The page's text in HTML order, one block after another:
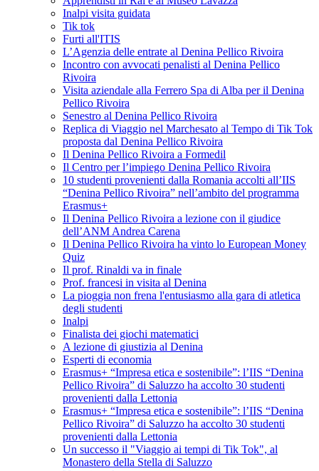
Inalpi visita guidata
Tik tok
Furti all'ITIS
L’Agenzia delle entrate al Denina Pellico Rivoira
Incontro con avvocati penalisti al Denina Pellico
Rivoira
Visita aziendale alla Ferrero Spa di Alba per il Denina
Pellico Rivoira
Senestro al Denina Pellico Rivoira
Replica di Viaggio nel Marchesato al Tempo di Tik Tok
proposta dal Denina Pellico Rivoira
Il Denina Pellico Rivoira a Formedil
Il Centro per l’impiego Denina Pellico Rivoira
10 studenti provenienti dalla Romania accolti all’IIS
“Denina Pellico Rivoira” nell’ambito del programma
Erasmus+
Il Denina Pellico Rivoira a lezione con il giudice
dell’ANM Andrea Carena
Il Denina Pellico Rivoira ha vinto lo European Money
Quiz
Il prof. Rinaldi va in finale
Prof. francesi in visita al Denina
La pioggia non frena l'entusiasmo alla gara di atletica
degli studenti
Inalpi
Finalista dei giochi matematici
A lezione di giustizia al Denina
Esperti di economia
Erasmus+ “Impresa etica e sostenibile”: l’IIS “Denina
Pellico Rivoira” di Saluzzo ha accolto 30 studenti
provenienti dalla Lettonia
Erasmus+ “Impresa etica e sostenibile”: l’IIS “Denina
Pellico Rivoira” di Saluzzo ha accolto 30 studenti
provenienti dalla Lettonia
Un successo il "Viaggio ai tempi di Tik Tok", al
Monastero della Stella di Saluzzo